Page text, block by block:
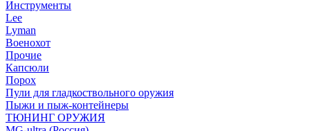
Инструменты
Lee
Lyman
Военохот
Прочие
Капсюли
Порох
Пули для гладкоствольного оружия
Пыжи и пыж-контейнеры
ТЮНИНГ ОРУЖИЯ